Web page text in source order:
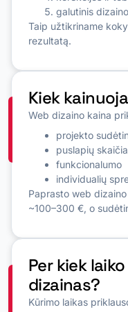
galutinis
Taip užtikriname
rezultatą.
Kiek
Web dizaino kaina
projekto
puslapių
funkcionalumo
individualių
Paprasto web
~100–300 €, o
Per kiek
dizainas?
Kūrimo laikas